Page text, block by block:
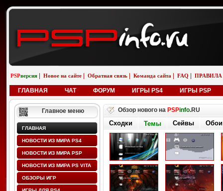
PSPверсия Новое на сайте Обратная связь Команда сайта FAQ ПРАВИЛА
ГЛАВНАЯ ЧАТ ФОРУМ ИГРЫ PS4 ИГРЫ PSP
Главное меню
ГЛАВНАЯ
НОВОСТИ ИЗ МИРА PS4
НОВОСТИ ИЗ МИРА PSP
НОВОСТИ ИЗ МИРА PS VITA
ОБЗОРЫ ИГР
Обзор нового на PSPinfo.RU
Сходки Темы Сейвы Обои